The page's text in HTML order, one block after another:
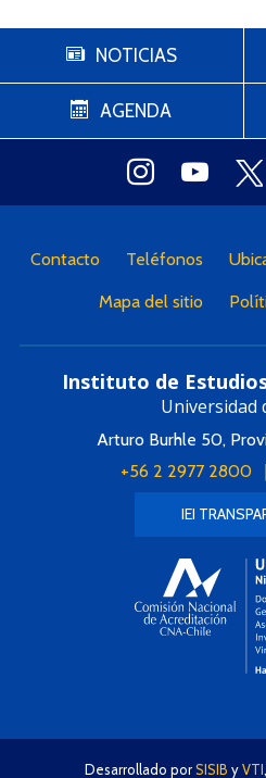
NOTICIAS
AGENDA
Contacto Teléfonos
Mapa del sitio
Instituto de
Universidad
Arturo Burhle 50,
+56 2 2977 2800
IEI
Desarrollado porSISIB yVTI,